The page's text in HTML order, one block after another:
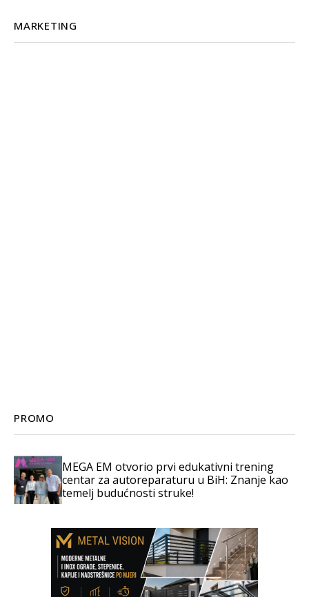
MARKETING
PROMO
MEGA EM otvorio prvi edukativni trening
centar za autoreparaturu u BiH: Znanje kao
temelj budućnosti struke!